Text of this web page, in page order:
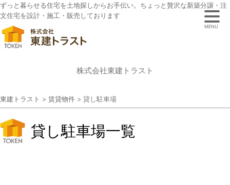
ずっと暮らせる住宅を土地探しからお手伝い。ちょっと贅沢な新築分譲・注
文住宅を設計・施工・販売しております
株式会社東建トラスト
東建トラスト > 賃貸物件 > 貸し駐車場
貸し駐車場一覧
MENU